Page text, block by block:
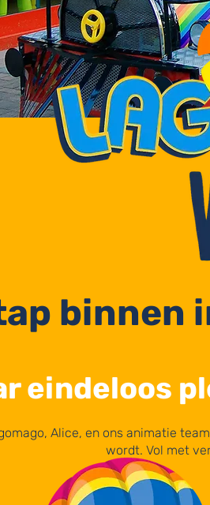
binnen
eindeloos
Alice, en ons animatie
wordt. Vol met